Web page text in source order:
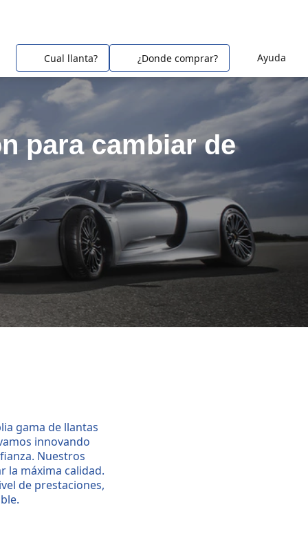
Ayuda
Cual llanta? ¿Donde comprar?
para cambiar de
gama de llantas
innovando
Nuestros
la máxima calidad.
de prestaciones,